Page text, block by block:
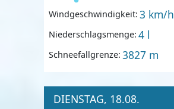
Windgeschwindigkeit: 3 km/h
Niederschlagsmenge: 4 l
Schneefallgrenze: 3827 m
DIENSTAG, 18.08.